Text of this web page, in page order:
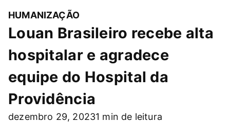
HUMANIZAÇÃO
Louan Brasileiro recebe alta
hospitalar e agradece
equipe do Hospital da
Providência
dezembro 29, 20231 min de leitura